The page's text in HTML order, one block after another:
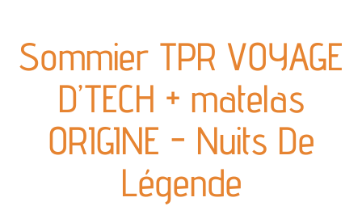
séjours
meubles de complément
chambres et dressing
Sommier TPR VOYAGE
D’TECH + matelas
ORIGINE - Nuits De
Légende